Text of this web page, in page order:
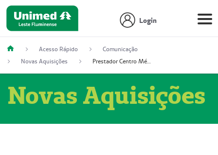
Login
Acesso Rápido
Comunicação
Novas Aquisições
Prestador Centro Médico Vitória Ltda, 51004350-4: Centro Médico Vitória Ltda (Nome Fantasia: Policlínica Master)
Novas Aquisições